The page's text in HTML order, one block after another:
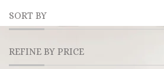
SORT BY
REFINE BY PRICE